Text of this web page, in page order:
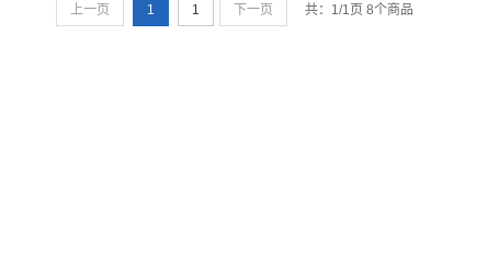
上一页 1 1 下一页 共：1/1页 8个商品